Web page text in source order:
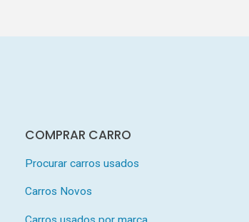
COMPRAR CARRO
Procurar carros usados
Carros Novos